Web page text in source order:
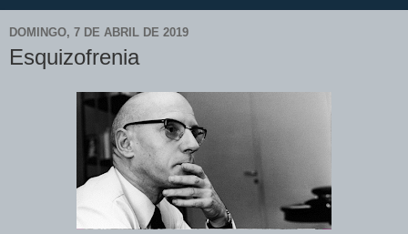
DOMINGO, 7 DE ABRIL DE 2019
Esquizofrenia